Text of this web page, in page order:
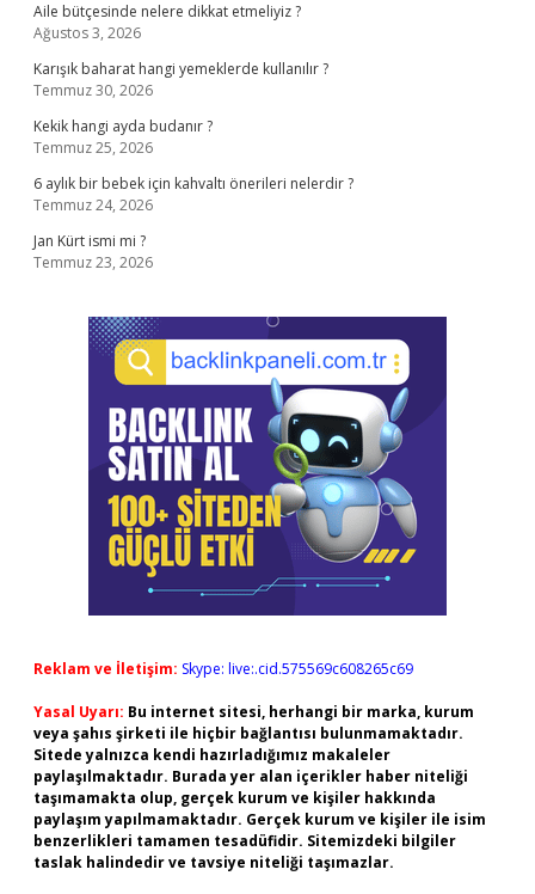
Aile bütçesinde nelere dikkat etmeliyiz ?
Ağustos 3, 2026
Karışık baharat hangi yemeklerde kullanılır ?
Temmuz 30, 2026
Kekik hangi ayda budanır ?
Temmuz 25, 2026
6 aylık bir bebek için kahvaltı önerileri nelerdir ?
Temmuz 24, 2026
Jan Kürt ismi mi ?
Temmuz 23, 2026
Reklam ve İletişim: Skype: live:.cid.575569c608265c69
Yasal Uyarı: Bu internet sitesi, herhangi bir marka, kurum
veya şahıs şirketi ile hiçbir bağlantısı bulunmamaktadır.
Sitede yalnızca kendi hazırladığımız makaleler
paylaşılmaktadır. Burada yer alan içerikler haber niteliği
taşımamakta olup, gerçek kurum ve kişiler hakkında
paylaşım yapılmamaktadır. Gerçek kurum ve kişiler ile isim
benzerlikleri tamamen tesadüfidir. Sitemizdeki bilgiler
taslak halindedir ve tavsiye niteliği taşımazlar.